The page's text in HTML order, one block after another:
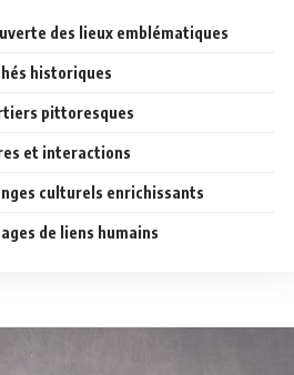
des lieux emblématiques
historiques
pittoresques
et interactions
culturels enrichissants
de liens humains